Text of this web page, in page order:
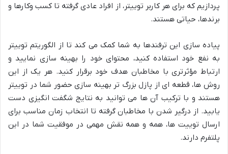
پردازیم که برای هر کاربر توییتر، از افراد عادی گرفته تا کسب وکارها و
برندها، حیاتی هستند.
پیاده سازی این ترفندها به شما کمک می کند تا از الگوریتم توییتر
به نفع خود استفاده کنید، محتوای خود را بهینه سازی نمایید و
ارتباط مؤثرتری با مخاطبان هدف خود برقرار کنید. هر یک از این
روش ها، قطعه ای از پازل بزرگ تر بهینه سازی حضور شما در توییتر
هستند و با ترکیب آن ها می توانید به نتایج شگفت انگیزی دست
یابید. از درگیر شدن با مخاطبان گرفته تا انتخاب زمان مناسب برای
ارسال توییت ها، همه و همه نقش مهمی در موفقیت شما در این
پلتفرم دارند.